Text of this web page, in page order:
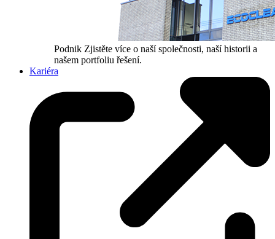
Podnik Zjistěte více o naší společnosti, naší historii a
našem portfoliu řešení.
Kariéra